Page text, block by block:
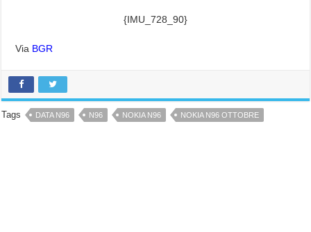
{IMU_728_90}
Via BGR
Tags DATA N96 N96 NOKIA N96 NOKIA N96 OTTOBRE